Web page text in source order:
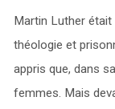
Martin Luther était
théologie et
appris que, dans
femmes. Mais